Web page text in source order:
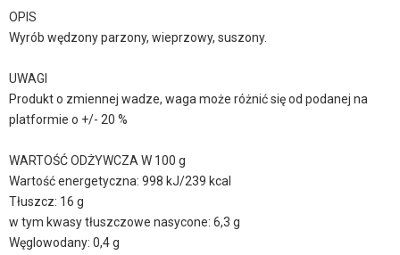
OPIS
Wyrób wędzony parzony, wieprzowy, suszony.
UWAGI
Produkt o zmiennej wadze, waga może różnić się od podanej na
platformie o +/- 20 %
WARTOŚĆ ODŻYWCZA W 100 g
Wartość energetyczna: 998 kJ/239 kcal
Tłuszcz: 16 g
w tym kwasy tłuszczowe nasycone: 6,3 g
Węglowodany: 0,4 g